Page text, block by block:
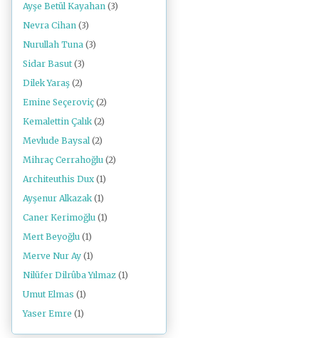
Ayşe Betül Kayahan (3)
Nevra Cihan (3)
Nurullah Tuna (3)
Sidar Basut (3)
Dilek Yaraş (2)
Emine Seçeroviç (2)
Kemalettin Çalık (2)
Mevlude Baysal (2)
Mihraç Cerrahoğlu (2)
Architeuthis Dux (1)
Ayşenur Alkazak (1)
Caner Kerimoğlu (1)
Mert Beyoğlu (1)
Merve Nur Ay (1)
Nilüfer Dilrûba Yılmaz (1)
Umut Elmas (1)
Yaser Emre (1)